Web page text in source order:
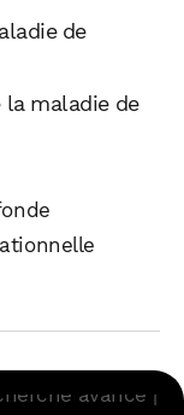
de
maladie de